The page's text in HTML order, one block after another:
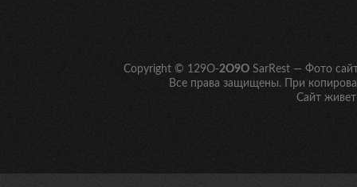
Copyright © 129O-2O9O SarRest — Фото
Все права защищены. При
Сайт живет